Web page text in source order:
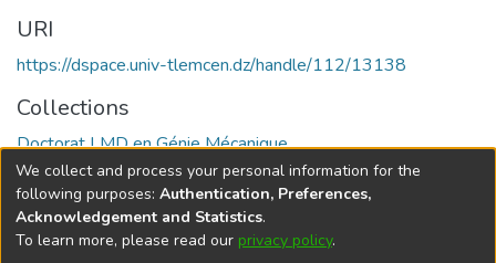
URI
https://dspace.univ-tlemcen.dz/handle/112/13138
Collections
Doctorat LMD en Génie Mécanique
Full item page
DSpace softwarecopyright © 2002-2026
We collect and process your personal information for the
following purposes: Authentication, Preferences,
Acknowledgement and Statistics.
To learn more, please read our privacy policy.